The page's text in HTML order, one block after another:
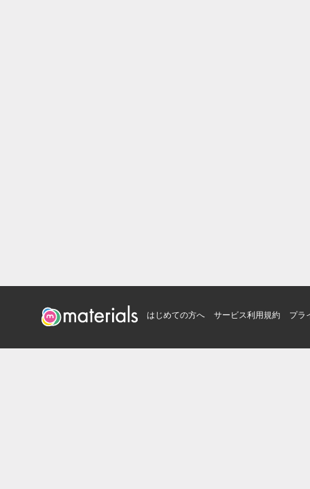
はじめての方へ サービス利用規約 プラ